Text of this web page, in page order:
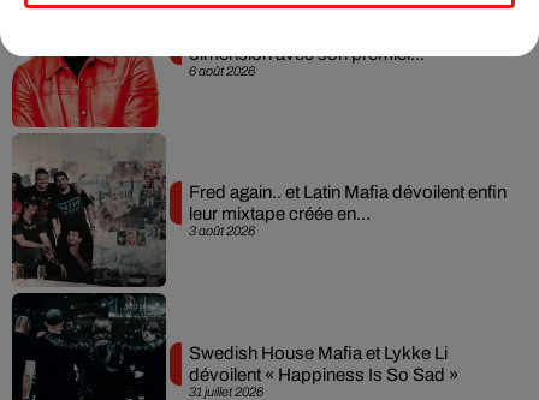
6 août 2026
dimension avec son premier...
3 août 2026
Fred again.. et Latin Mafia dévoilent enfin
leur mixtape créée en...
31 juillet 2026
Swedish House Mafia et Lykke Li
dévoilent « Happiness Is So Sad »